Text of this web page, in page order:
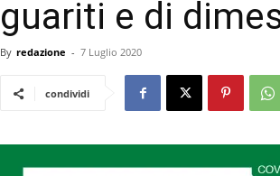
guariti e di
By redazione - 7 Luglio 2020
condividi